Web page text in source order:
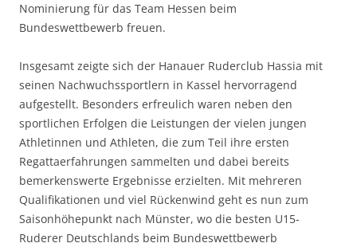
Nominierung für das Team Hessen beim
Bundeswettbewerb freuen.
Insgesamt zeigte sich der Hanauer Ruderclub Hassia mit
seinen Nachwuchssportlern in Kassel hervorragend
aufgestellt. Besonders erfreulich waren neben den
sportlichen Erfolgen die Leistungen der vielen jungen
Athletinnen und Athleten, die zum Teil ihre ersten
Regattaerfahrungen sammelten und dabei bereits
bemerkenswerte Ergebnisse erzielten. Mit mehreren
Qualifikationen und viel Rückenwind geht es nun zum
Saisonhöhepunkt nach Münster, wo die besten U15-
Ruderer Deutschlands beim Bundeswettbewerb